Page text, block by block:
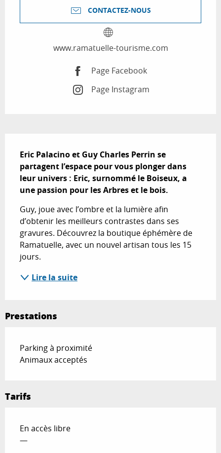
CONTACTEZ-NOUS
www.ramatuelle-tourisme.com
Page Facebook
Page Instagram
Eric Palacino et Guy Charles Perrin se
partagent l’espace pour vous plonger dans
leur univers : Eric, surnommé le Boiseux, a
une passion pour les Arbres et le bois.
Guy, joue avec l’ombre et la lumière afin
d’obtenir les meilleurs contrastes dans ses
gravures. Découvrez la boutique éphémère de
Ramatuelle, avec un nouvel artisan tous les 15
jours.
Lire la suite
Prestations
Parking à proximité
Animaux acceptés
Tarifs
En accès libre
—